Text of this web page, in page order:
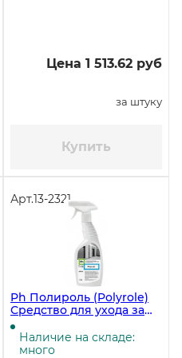
Цена 1 513.62 руб
за штуку
Купить
Арт.13-2321
Ph Полироль (Polyrole)
Средство для ухода за
поверхностями
(полироль для
нержавейки), 600 мл
Наличие на складе:
много